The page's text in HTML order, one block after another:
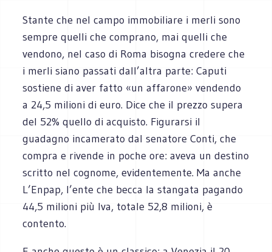
Stante che nel campo immobiliare i merli sono
sempre quelli che comprano, mai quelli che
vendono, nel caso di Roma bisogna credere che
i merli siano passati dall’altra parte: Caputi
sostiene di aver fatto «un affarone» vendendo
a 24,5 milioni di euro. Dice che il prezzo supera
del 52% quello di acquisto. Figurarsi il
guadagno incamerato dal senatore Conti, che
compra e rivende in poche ore: aveva un destino
scritto nel cognome, evidentemente. Ma anche
L’Enpap, l’ente che becca la stangata pagando
44,5 milioni più Iva, totale 52,8 milioni, è
contento.